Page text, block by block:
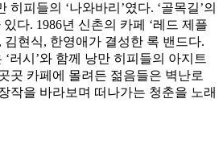
히피들의 ‘나와바리’였다. ‘골목길’의
다. 1986년 신촌의 카페 ‘레드 제플
김현식, 한영애가 결성한 록 밴드다.
‘러시’와 함께 낭만 히피들의 아지트
곳 카페에 몰려든 젊음들은 벽난로
작을 바라보며 떠나가는 청춘을 노래